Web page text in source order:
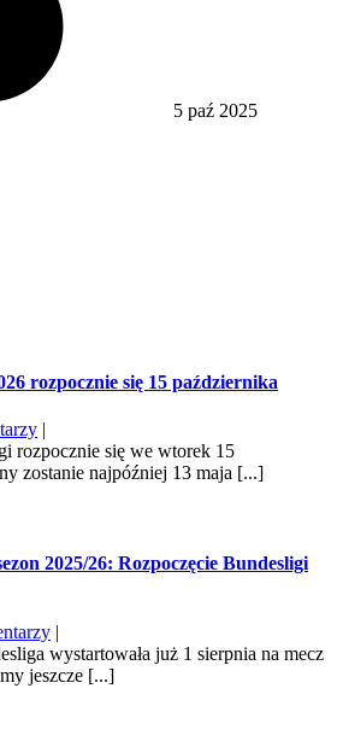
5 paź 2025
rozpocznie się 15 października
|
rozpocznie się we wtorek 15
zostanie najpóźniej 13 maja [...]
2025/26: Rozpoczęcie Bundesligi
|
wystartowała już 1 sierpnia na mecz
jeszcze [...]